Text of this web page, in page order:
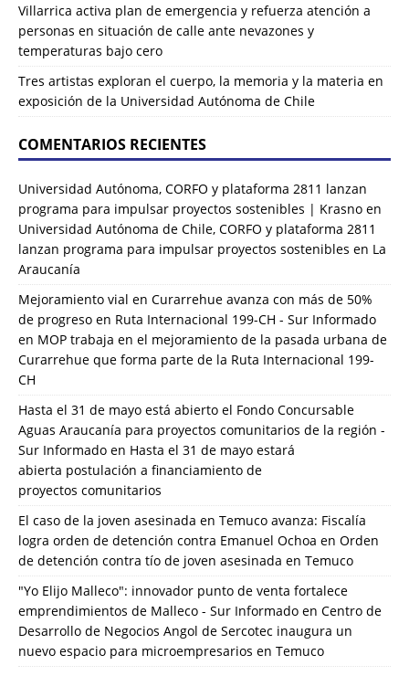
Villarrica activa plan de emergencia y refuerza atención a
personas en situación de calle ante nevazones y
temperaturas bajo cero
Tres artistas exploran el cuerpo, la memoria y la materia en
exposición de la Universidad Autónoma de Chile
COMENTARIOS RECIENTES
Universidad Autónoma, CORFO y plataforma 2811 lanzan
programa para impulsar proyectos sostenibles | Krasno en
Universidad Autónoma de Chile, CORFO y plataforma 2811
lanzan programa para impulsar proyectos sostenibles en La
Araucanía
Mejoramiento vial en Curarrehue avanza con más de 50%
de progreso en Ruta Internacional 199-CH - Sur Informado
en MOP trabaja en el mejoramiento de la pasada urbana de
Curarrehue que forma parte de la Ruta Internacional 199-
CH
Hasta el 31 de mayo está abierto el Fondo Concursable
Aguas Araucanía para proyectos comunitarios de la región -
Sur Informado en Hasta el 31 de mayo estará
abierta postulación a financiamiento de
proyectos comunitarios
El caso de la joven asesinada en Temuco avanza: Fiscalía
logra orden de detención contra Emanuel Ochoa en Orden
de detención contra tío de joven asesinada en Temuco
"Yo Elijo Malleco": innovador punto de venta fortalece
emprendimientos de Malleco - Sur Informado en Centro de
Desarrollo de Negocios Angol de Sercotec inaugura un
nuevo espacio para microempresarios en Temuco